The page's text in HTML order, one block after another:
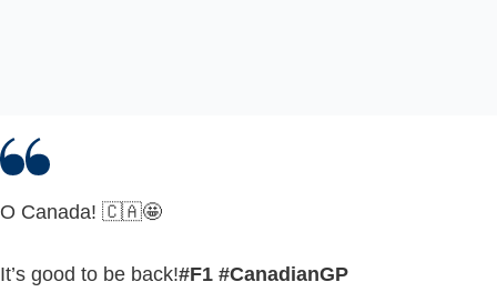
O Canada! 🇨🇦🤩
It’s good to be back!#F1 #CanadianGP